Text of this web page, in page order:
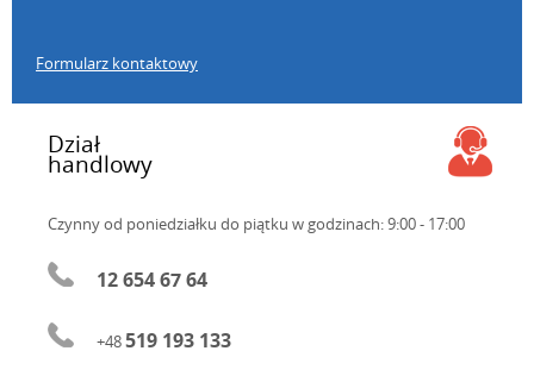
Formularz kontaktowy
Dział
handlowy
Czynny od poniedziałku do piątku w godzinach: 9:00 - 17:00
12 654 67 64
+48519 193 133